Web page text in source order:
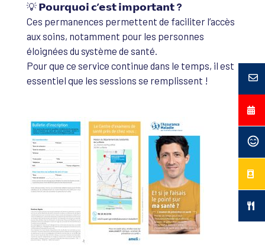
💡 𝗣𝗼𝘂𝗿𝗾𝘂𝗼𝗶 𝗰’𝗲𝘀𝘁 𝗶𝗺𝗽𝗼𝗿𝘁𝗮𝗻𝘁 ?
Ces permanences permettent de faciliter l’accès
aux soins, notamment pour les personnes
éloignées du système de santé.
Pour que ce service continue dans le temps, il est
essentiel que les sessions se remplissent !